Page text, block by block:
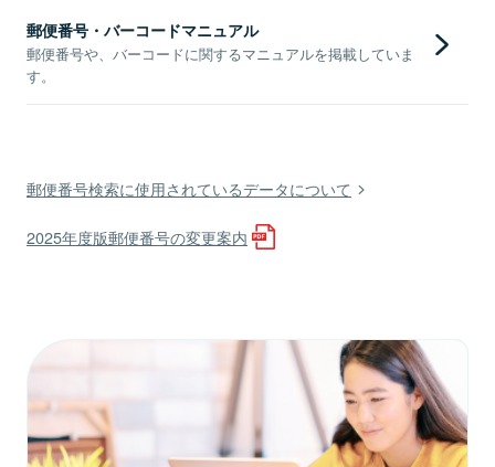
郵便番号・バーコードマニュアル
郵便番号や、バーコードに関するマニュアルを掲載していま
す。
郵便番号検索に使用されているデータについて
2025年度版郵便番号の変更案内